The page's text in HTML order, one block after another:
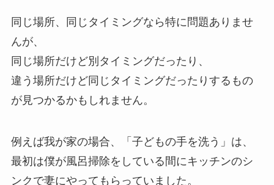
同じ場所、同じタイミングなら特に問題ありませ
んが、
同じ場所だけど別タイミングだったり、
違う場所だけど同じタイミングだったりするもの
が見つかるかもしれません。
例えば我が家の場合、「子どもの手を洗う」は、
最初は僕が風呂掃除をしている間にキッチンのシ
ンクで妻にやってもらっていました。